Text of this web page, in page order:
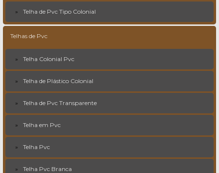
Telha de Pvc Tipo Colonial
Telhas de Pvc
Telha Colonial Pvc
Telha de Plástico Colonial
Telha de Pvc Transparente
Telha em Pvc
Telha Pvc
Telha Pvc Branca